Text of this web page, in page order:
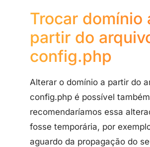
Trocar domínio
partir do
config.php
Alterar o domínio a partir do
config.php é possível
recomendaríamos essa
fosse temporária, por
aguardo da propagação do